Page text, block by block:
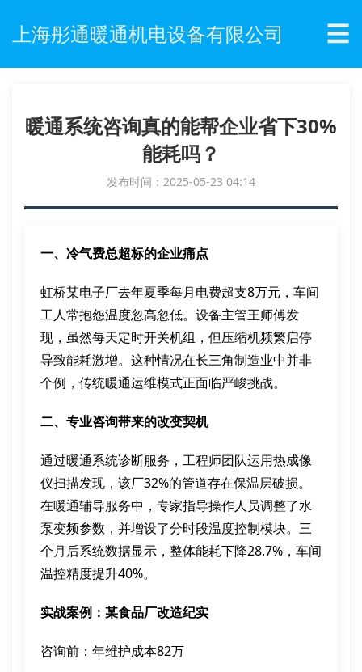
上海彤通暖通机电设备有限公司 ☰
暖通系统咨询真的能帮企业省下30%
能耗吗？
发布时间：2025-05-23 04:14
一、冷气费总超标的企业痛点
虹桥某电子厂去年夏季每月电费超支8万元，车间
工人常抱怨温度忽高忽低。设备主管王师傅发
现，虽然每天定时开关机组，但压缩机频繁启停
导致能耗激增。这种情况在长三角制造业中并非
个例，传统暖通运维模式正面临严峻挑战。
二、专业咨询带来的改变契机
通过暖通系统诊断服务，工程师团队运用热成像
仪扫描发现，该厂32%的管道存在保温层破损。
在暖通辅导服务中，专家指导操作人员调整了水
泵变频参数，并增设了分时段温度控制模块。三
个月后系统数据显示，整体能耗下降28.7%，车间
温控精度提升40%。
实战案例：某食品厂改造纪实
咨询前：年维护成本82万